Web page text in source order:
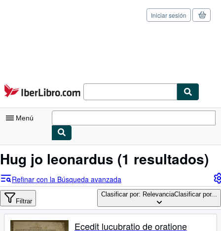
Pasar al contenido principal
IberLibro.com
Iniciar sesión
Menú
Mi cuenta
Consultar mis pedidos
Cerrar sesión
Búsqueda avanzada
Colecciones
Hug jo leonardus (1 resultados)
Refinar con la Búsqueda avanzada
Filtrar
Clasificar por: RelevanciaClasificar por...
Ecedit lucubratio de oratione